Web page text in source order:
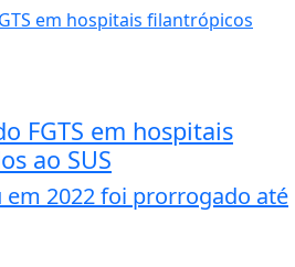
FGTS em hospitais
ao SUS
2022 foi prorrogado até